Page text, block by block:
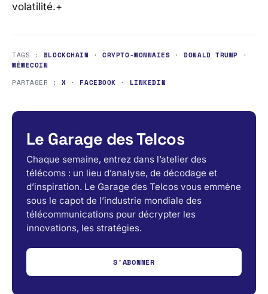
volatilité.+
TAGS : BLOCKCHAIN ·CRYPTO-MONNAIES ·DONALD TRUMP ·
MÈMECOIN
PARTAGER :X · FACEBOOK · LINKEDIN
Le Garage des Telcos
Chaque semaine, entrez dans l’atelier des
télécoms : un lieu d’analyse, de décodage et
d’inspiration. Le Garage des Telcos vous emmène
sous le capot de l’industrie mondiale des
télécommunications pour décrypter les
innovations, les stratégies.
S'ABONNER